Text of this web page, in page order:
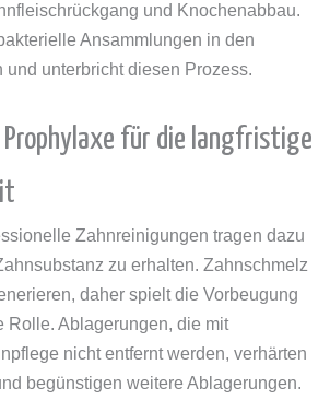
und Knochenabbau.
Ansammlungen in den
unterbricht diesen Prozess.
Prophylaxe für die langfristige
Zahnreinigungen tragen dazu
zu erhalten. Zahnschmelz
daher spielt die Vorbeugung
Rolle. Ablagerungen, die mit
nicht entfernt werden, verhärten
begünstigen weitere Ablagerungen.